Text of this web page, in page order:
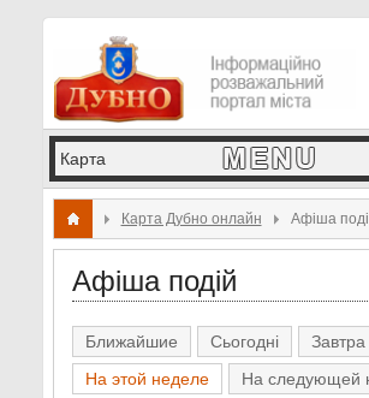
Карта Дубно онлайн Афіша
Афіша подій
Ближайшие Сьогодні
Завтра
На этой неделе
На следующей